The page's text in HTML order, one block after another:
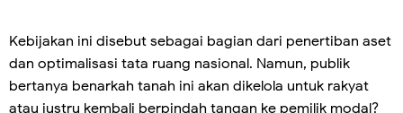
Kebijakan ini disebut sebagai bagian dari penertiban aset
dan optimalisasi tata ruang nasional. Namun, publik
bertanya benarkah tanah ini akan dikelola untuk rakyat
atau justru kembali berpindah tangan ke pemilik modal?